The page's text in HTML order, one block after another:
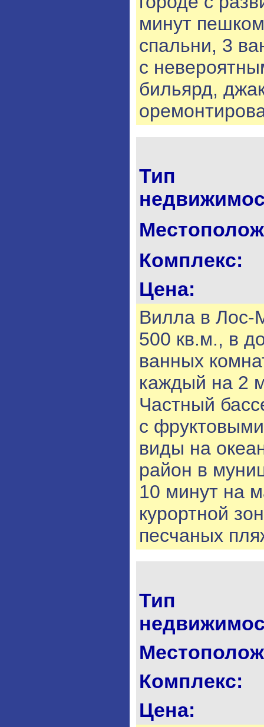
минут
спальни, 3
с
бильярд,
Тип
Комплекс:
Цена:
Вилла в
500 кв.м., в
ванных
каждый на 2
Частный
с
виды на
район в
10 минут на
курортной
песчаных
Тип
Комплекс:
Цена: